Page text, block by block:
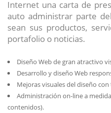
Internet una carta de
auto administrar parte
sean sus productos,
portafolio o noticias.
Diseño Web de gran atractivo
Desarrollo y diseño Web
Mejoras visuales del diseño
Administración on-line a
contenidos).